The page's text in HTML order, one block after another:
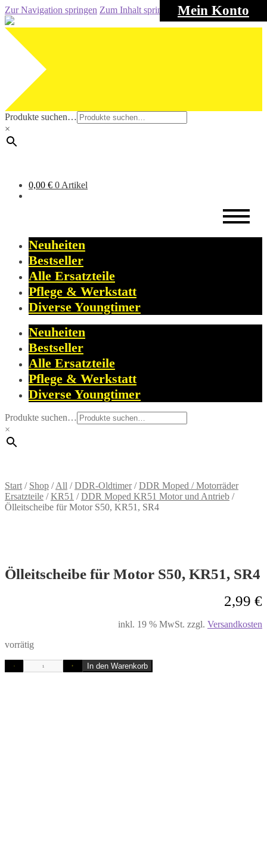
Mein Konto
Zur Navigation springen Zum Inhalt springen
Produkte suchen…
×
0,00 € 0 Artikel
Neuheiten
Bestseller
Alle Ersatzteile
Pflege & Werkstatt
Diverse Youngtimer
Neuheiten
Bestseller
Alle Ersatzteile
Pflege & Werkstatt
Diverse Youngtimer
Produkte suchen…
×
Start / Shop /All /DDR-Oldtimer/DDR Moped / Motorräder
Ersatzteile /KR51 /DDR Moped KR51 Motor und Antrieb /
Ölleitscheibe für Motor S50, KR51, SR4
Ölleitscheibe für Motor S50, KR51, SR4
2,99 €
inkl. 19 % MwSt. zzgl. Versandkosten
vorrätig
- + In den Warenkorb